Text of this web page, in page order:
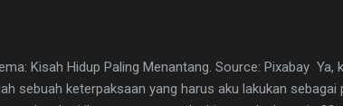
Kisah Hidup Paling Menantang. Source: Pixabay
sebuah keterpaksaan yang harus aku lakukan sebagai